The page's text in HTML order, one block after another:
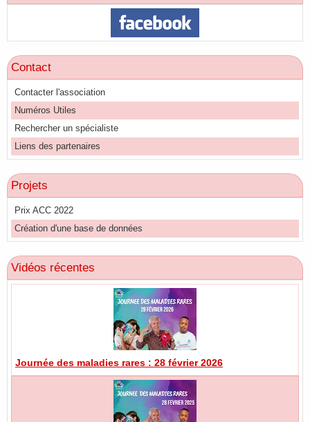
Contact
Contacter l'association
Numéros Utiles
Rechercher un spécialiste
Liens des partenaires
Projets
Prix ACC 2022
Création d'une base de données
Vidéos récentes
Journée des maladies rares : 28 février 2026